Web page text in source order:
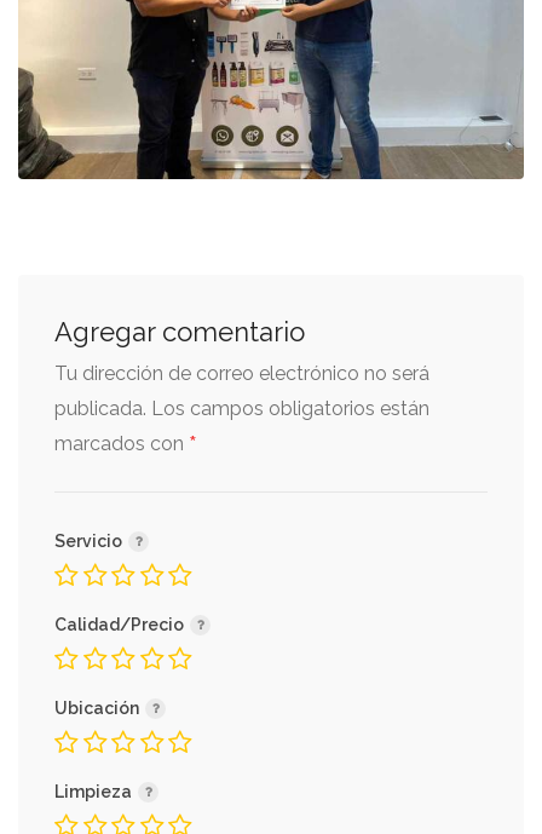
Agregar comentario
Tu dirección de correo electrónico no será
publicada. Los campos obligatorios están
marcados con *
Servicio
Calidad/Precio
Ubicación
Limpieza